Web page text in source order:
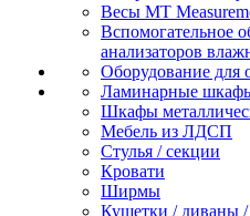
Весы MT
Вспомогательное
анализаторов
Оборудование для
Ламинарные
Шкафы
Мебель из ЛДСП
Стулья / секции
Кровати
Ширмы
Кушетки / диваны /